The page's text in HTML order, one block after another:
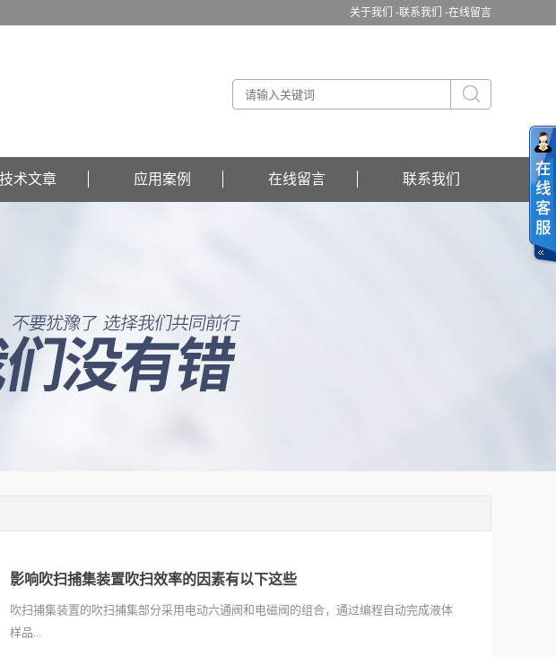
关于我们 -联系我们 -在线留言
技术文章 应用案例 在线留言 联系我们
影响吹扫捕集装置吹扫效率的因素有以下这些
吹扫捕集装置的吹扫捕集部分采用电动六通阀和电磁阀的组合，通过编程自动完成液体
样品...